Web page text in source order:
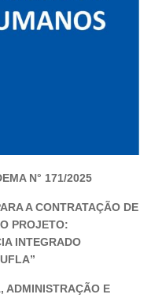
N° 171/2025
A CONTRATAÇÃO DE
PROJETO:
INTEGRADO
ADMINISTRAÇÃO E